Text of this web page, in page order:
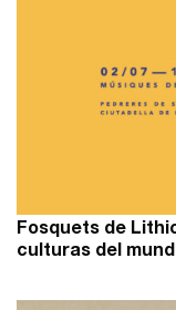
Fosquets de
culturas del